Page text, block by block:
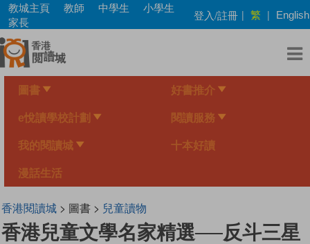
Skip
main
content
教城主頁 教師 中學生
小學生
家長
登入/註冊 | 繁 | English
圖書 好書推介
e悅讀學校計劃 閱讀服務
我的閱讀城 十本好讀
漫話生活
香港閱讀城> 圖書 > 兒童讀物
香港兒童文學名家精選──反斗三星